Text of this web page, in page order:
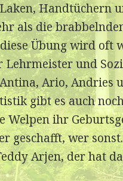
Handtüchern
als die
Übung wird oft
und
Ario, Andries
gibt es auch
Welpen ihr
geschafft, wer
Arjen, der hat